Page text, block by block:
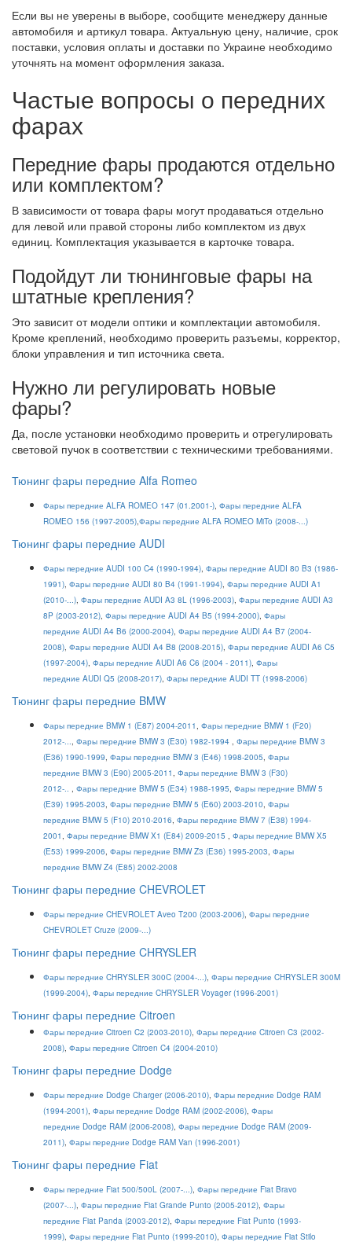
Если вы не уверены в выборе, сообщите менеджеру данные
автомобиля и артикул товара. Актуальную цену, наличие, срок
поставки, условия оплаты и доставки по Украине необходимо
уточнять на момент оформления заказа.
Частые вопросы о передних
фарах
Передние фары продаются отдельно
или комплектом?
В зависимости от товара фары могут продаваться отдельно
для левой или правой стороны либо комплектом из двух
единиц. Комплектация указывается в карточке товара.
Подойдут ли тюнинговые фары на
штатные крепления?
Это зависит от модели оптики и комплектации автомобиля.
Кроме креплений, необходимо проверить разъемы, корректор,
блоки управления и тип источника света.
Нужно ли регулировать новые
фары?
Да, после установки необходимо проверить и отрегулировать
световой пучок в соответствии с техническими требованиями.
Тюнинг фары передние Alfa Romeo
Фары передние ALFA ROMEO 147 (01.2001-), Фары передние ALFA
ROMEO 156 (1997-2005),Фары передние ALFA ROMEO MiTo (2008-...)
Тюнинг фары передние AUDI
Фары передние AUDI 100 C4 (1990-1994), Фары передние AUDI 80 B3 (1986-
1991), Фары передние AUDI 80 B4 (1991-1994), Фары передние AUDI A1
(2010-...), Фары передние AUDI A3 8L (1996-2003), Фары передние AUDI A3
8P (2003-2012), Фары передние AUDI A4 B5 (1994-2000), Фары
передние AUDI A4 B6 (2000-2004), Фары передние AUDI A4 B7 (2004-
2008), Фары передние AUDI A4 B8 (2008-2015), Фары передние AUDI A6 C5
(1997-2004), Фары передние AUDI A6 C6 (2004 - 2011), Фары
передние AUDI Q5 (2008-2017), Фары передние AUDI TT (1998-2006)
Тюнинг фары передние BMW
Фары передние BMW 1 (E87) 2004-2011, Фары передние BMW 1 (F20)
2012-..., Фары передние BMW 3 (E30) 1982-1994 , Фары передние BMW 3
(E36) 1990-1999, Фары передние BMW 3 (E46) 1998-2005, Фары
передние BMW 3 (E90) 2005-2011, Фары передние BMW 3 (F30)
2012-.. , Фары передние BMW 5 (E34) 1988-1995, Фары передние BMW 5
(E39) 1995-2003, Фары передние BMW 5 (E60) 2003-2010, Фары
передние BMW 5 (F10) 2010-2016, Фары передние BMW 7 (E38) 1994-
2001, Фары передние BMW X1 (E84) 2009-2015 , Фары передние BMW X5
(E53) 1999-2006, Фары передние BMW Z3 (E36) 1995-2003, Фары
передние BMW Z4 (E85) 2002-2008
Тюнинг фары передние CHEVROLET
Фары передние CHEVROLET Aveo T200 (2003-2006), Фары передние
CHEVROLET Cruze (2009-...)
Тюнинг фары передние CHRYSLER
Фары передние CHRYSLER 300C (2004-...), Фары передние CHRYSLER 300M
(1999-2004), Фары передние CHRYSLER Voyager (1996-2001)
Тюнинг фары передние Citroen
Фары передние Citroen C2 (2003-2010), Фары передние Citroen C3 (2002-
2008), Фары передние Citroen C4 (2004-2010)
Тюнинг фары передние Dodge
Фары передние Dodge Charger (2006-2010), Фары передние Dodge RAM
(1994-2001), Фары передние Dodge RAM (2002-2006), Фары
передние Dodge RAM (2006-2008), Фары передние Dodge RAM (2009-
2011), Фары передние Dodge RAM Van (1996-2001)
Тюнинг фары передние Fiat
Фары передние Fiat 500/500L (2007-...), Фары передние Fiat Bravo
(2007-...), Фары передние Fiat Grande Punto (2005-2012), Фары
передние Fiat Panda (2003-2012), Фары передние Fiat Punto (1993-
1999), Фары передние Fiat Punto (1999-2010), Фары передние Fiat Stilo